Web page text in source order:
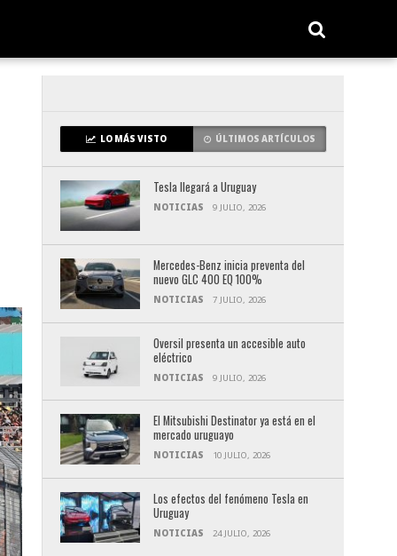
LO MÁS VISTO ÚLTIMOS ARTÍCULOS
Tesla llegará a Uruguay
NOTICIAS 9 JULIO, 2026
Mercedes-Benz inicia preventa del
nuevo GLC 400 EQ 100%
NOTICIAS 7 JULIO, 2026
Oversil presenta un accesible auto
eléctrico
NOTICIAS 9 JULIO, 2026
El Mitsubishi Destinator ya está en el
mercado uruguayo
NOTICIAS 10 JULIO, 2026
Los efectos del fenómeno Tesla en
Uruguay
NOTICIAS 24 JULIO, 2026